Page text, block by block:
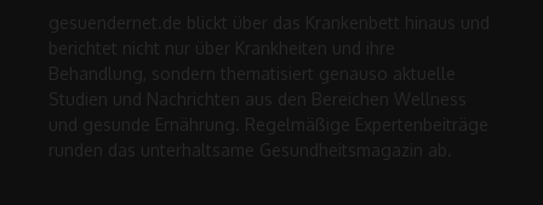
gesuendernet.de blickt über das Krankenbett hinaus und
berichtet nicht nur über Krankheiten und ihre
Behandlung, sondern thematisiert genauso aktuelle
Studien und Nachrichten aus den Bereichen Wellness
und gesunde Ernährung. Regelmäßige Expertenbeiträge
runden das unterhaltsame Gesundheitsmagazin ab.